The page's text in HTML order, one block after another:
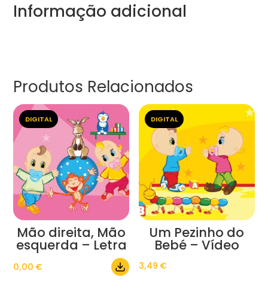
Informação adicional
Produtos Relacionados
DIGITAL
Mão direita, Mão
esquerda – Letra
0,00 €
DIGITAL
Um Pezinho do
Bebé – Vídeo
3,49 €